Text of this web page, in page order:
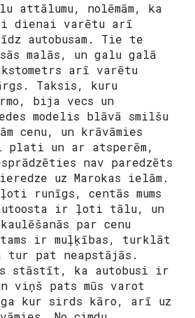
attālumu, nolēmām, ka
dienai varētu arī
autobusam. Tie te
malās, un galu galā
arī varētu
Taksis, kuru
bija vecs un
modelis blāvā smilšu
cenu, un krāvāmies
plati un ar atsperēm,
nav paredzēts
uz Marokas ielām.
runīgs, centās mums
ir ļoti tālu, un
par cenu
ir muļķības, turklāt
tur pat neapstājās.
stāstīt, ka autobusi ir
viņš pats mūs varot
kur sirds kāro, arī uz